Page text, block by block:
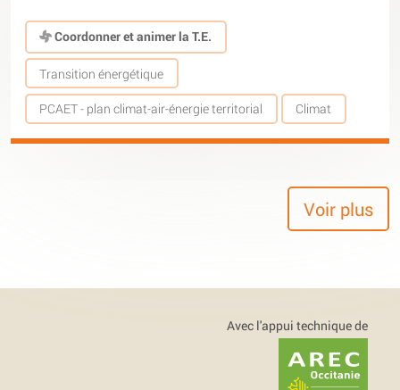
Coordonner et animer la T.E.
Transition énergétique
PCAET - plan climat-air-énergie territorial Climat
Voir plus
Avec l'appui technique de